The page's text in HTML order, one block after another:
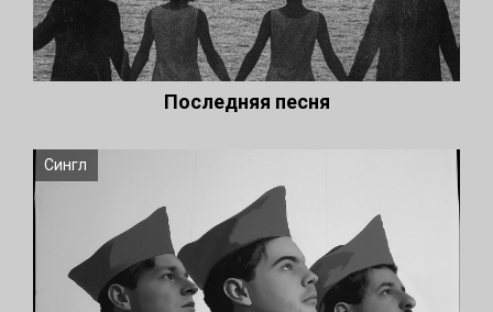
Последняя песня
Сингл